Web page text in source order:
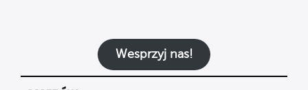
Wesprzyj nas!